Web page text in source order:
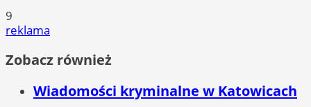
9
reklama
Zobacz również
Wiadomości kryminalne w Katowicach